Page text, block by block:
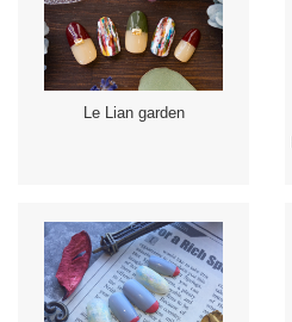
Le Lian garden